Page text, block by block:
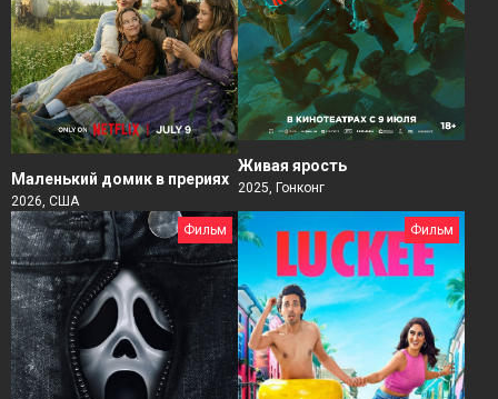
Маленький домик в прериях
2026, США
Живая ярость
2025, Гонконг
Фильм Фильм